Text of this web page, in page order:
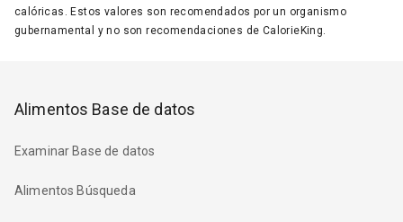
calóricas. Estos valores son recomendados por un organismo
gubernamental y no son recomendaciones de CalorieKing.
Alimentos Base de datos
Examinar Base de datos
Alimentos Búsqueda